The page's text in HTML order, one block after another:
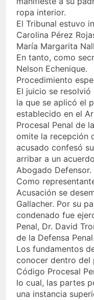
ropa interior.
El Tribunal estuvo
Carolina Pérez
María Margarita
En tanto, como
Nelson Echenique.
Procedimiento
El juicio se resolvió
la que se aplicó el
establecido en el
Procesal Penal de
omite la recepción
acusado confesó
arribar a un
Abogado Defensor.
Como
Acusación se
Gallacher. Por su
condenado fue
Penal, Dr. David
de la Defensa Penal.
Los fundamentos
conocer dentro del
Código Procesal
lo cual, las partes
una instancia